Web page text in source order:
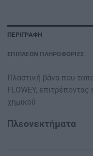
ΠΕΡΙΓΡΑΦΉ
ΕΠΙΠΛΈΟΝ ΠΛΗΡΟΦΟΡΊΕΣ
Πλαστική βάνα που
FLOWEY,
χημικού
Πλεονεκτήματα